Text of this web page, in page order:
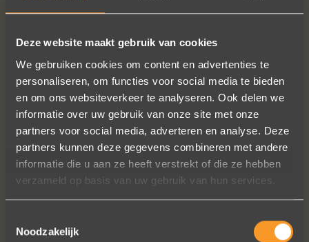
Deze website maakt gebruik van cookies
We gebruiken cookies om content en advertenties te
personaliseren, om functies voor social media te bieden
en om ons websiteverkeer te analyseren. Ook delen we
informatie over uw gebruik van onze site met onze
partners voor social media, adverteren en analyse. Deze
partners kunnen deze gegevens combineren met andere
informatie die u aan ze heeft verstrekt of die ze hebben
verzameld op basis van uw gebruik van hun services.
Noodzakelijk
FOLLOW US ON SOCIAL MEDIA
Wat een prachtige ervaring ! Heel
professioneel team, persoonlijk en